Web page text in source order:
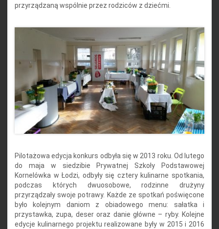
przyrządzaną wspólnie przez rodziców z dziećmi.
Pilotażowa edycja konkurs odbyła się w 2013 roku. Od lutego
do maja w siedzibie Prywatnej Szkoły Podstawowej
Kornelówka w Łodzi, odbyły się cztery kulinarne spotkania,
podczas których dwuosobowe, rodzinne drużyny
przyrządzały swoje potrawy. Każde ze spotkań poświęcone
było kolejnym daniom z obiadowego menu: sałatka i
przystawka, zupa, deser oraz danie główne – ryby. Kolejne
edycje kulinarnego projektu realizowane były w 2015 i 2016